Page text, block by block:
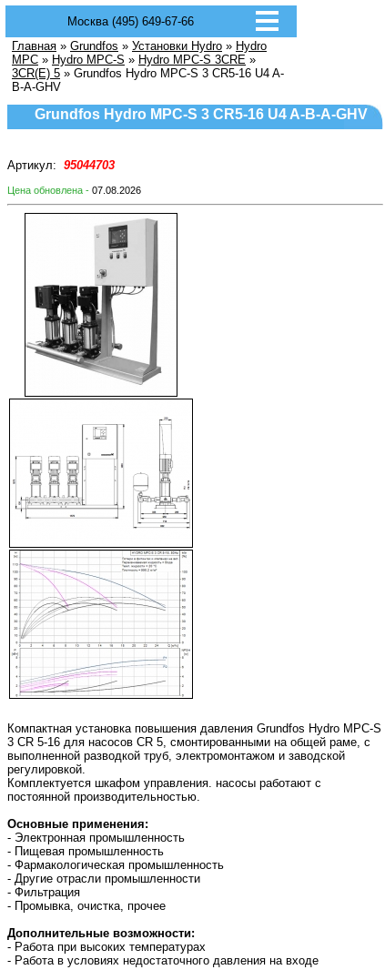
Москва (495) 649-67-66
Главная » Grundfos » Установки Hydro » Hydro
MPC » Hydro MPC-S » Hydro MPC-S 3CRE »
3CR(E) 5 » Grundfos Hydro MPC-S 3 CR5-16 U4 A-
B-A-GHV
Grundfos Hydro MPC-S 3 CR5-16 U4 A-B-A-GHV
Артикул: 95044703
Цена обновлена - 07.08.2026
Компактная установка повышения давления Grundfos Hydro MPC-S
3 CR 5-16 для насосов CR 5, смонтированными на общей раме, с
выполненной разводкой труб, электромонтажом и заводской
регулировкой.
Комплектуется шкафом управления. насосы работают с
постоянной производительностью.
Основные применения:
- Электронная промышленность
- Пищевая промышленность
- Фармакологическая промышленность
- Другие отрасли промышленности
- Фильтрация
- Промывка, очистка, прочее
Дополнительные возможности:
- Работа при высоких температурах
- Работа в условиях недостаточного давления на входе